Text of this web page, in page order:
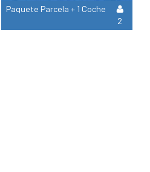
Paquete Parcela + 1 Coche
2